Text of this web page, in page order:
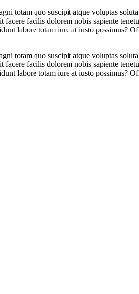
totam quo suscipit atque voluptas
facilis dolorem nobis sapiente
labore totam iure at iusto possimus?
totam quo suscipit atque voluptas
facilis dolorem nobis sapiente
labore totam iure at iusto possimus?